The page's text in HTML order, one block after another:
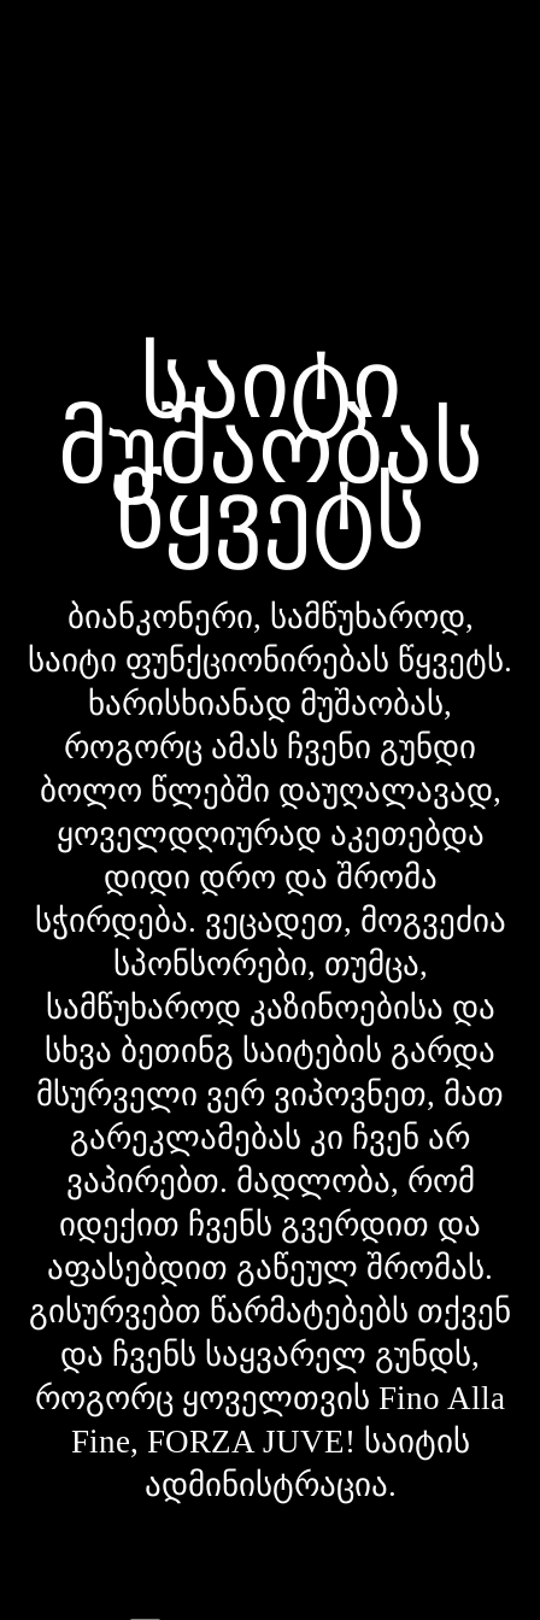
საიტი
მუშაობას
წყვეტს
ბიანკონერი, სამწუხაროდ,
საიტი ფუნქციონირებას წყვეტს.
ხარისხიანად მუშაობას,
როგორც ამას ჩვენი გუნდი
ბოლო წლებში დაუღალავად,
ყოველდღიურად აკეთებდა
დიდი დრო და შრომა
სჭირდება. ვეცადეთ, მოგვეძია
სპონსორები, თუმცა,
სამწუხაროდ კაზინოებისა და
სხვა ბეთინგ საიტების გარდა
მსურველი ვერ ვიპოვნეთ, მათ
გარეკლამებას კი ჩვენ არ
ვაპირებთ. მადლობა, რომ
იდექით ჩვენს გვერდით და
აფასებდით გაწეულ შრომას.
გისურვებთ წარმატებებს თქვენ
და ჩვენს საყვარელ გუნდს,
როგორც ყოველთვის Fino Alla
Fine, FORZA JUVE! საიტის
ადმინისტრაცია.